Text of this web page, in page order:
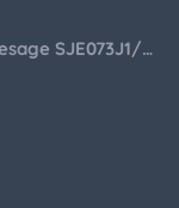
Seiko “Baby Snowflake” Presage SJE073J1/SARA015 Limited Edition